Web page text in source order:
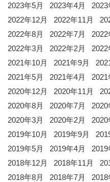
2023年5月
2023年4月 2023
2022年12月
2022年11月
2022年8月
2022年7月 2022
2022年3月
2022年2月 2022
2021年10月
2021年9月
2021年5月
2021年4月 2021
2020年12月
2020年11月
2020年8月
2020年7月 2020
2020年3月
2020年2月 2020
2019年10月
2019年9月
2019年5月
2019年4月 2019
2018年12月
2018年11月
2018年8月
2018年7月 2018